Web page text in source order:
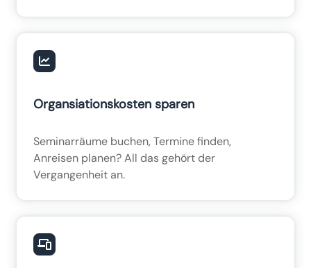
Organsiationskosten sparen
Seminarräume buchen, Termine finden,
Anreisen planen? All das gehört der
Vergangenheit an.